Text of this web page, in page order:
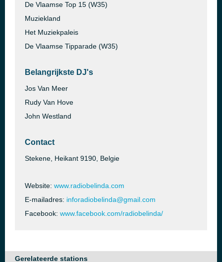
De Vlaamse Top 15 (W35)
Muziekland
Het Muziekpaleis
De Vlaamse Tipparade (W35)
Belangrijkste DJ's
Jos Van Meer
Rudy Van Hove
John Westland
Contact
Stekene, Heikant 9190, Belgie
Website: www.radiobelinda.com
E-mailadres: inforadiobelinda@gmail.com
Facebook: www.facebook.com/radiobelinda/
Gerelateerde stations